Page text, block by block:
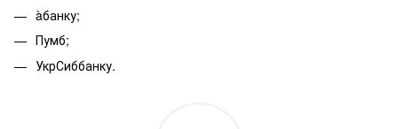
àбанку;
Пумб;
УкрСиббанку.